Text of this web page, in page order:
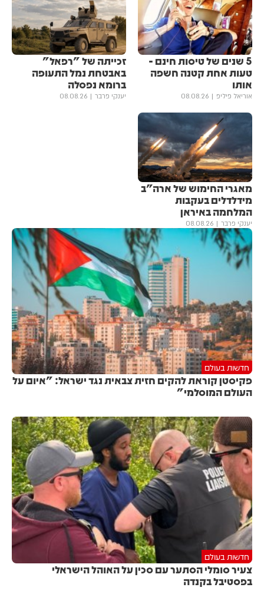
5 שנים של טיסות חינם -
טעות אחת קטנה חשפה
אותו
אוריאל פיליפ 08.08.26
זכייתה של "רפאל"
באבטחת נמל התעופה
ברומא נפסלה
יענקי פרבר 08.08.26
מאגרי החימוש של ארה"ב
מידלדלים בעקבות
המלחמה באיראן
יענקי פרבר 08.08.26
חדשות בעולם
פקיסטן קוראת להקים חזית צבאית נגד ישראל: "איום על
העולם המוסלמי"
חדשות בעולם
צעיר סומלי הסתער עם סכין על האוהל הישראלי
בפסטיבל בקנדה